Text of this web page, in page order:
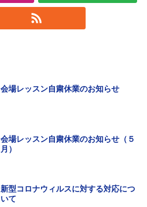
会場レッスン自粛休業のお知らせ
会場レッスン自粛休業のお知らせ（５
月）
新型コロナウィルスに対する対応につ
いて